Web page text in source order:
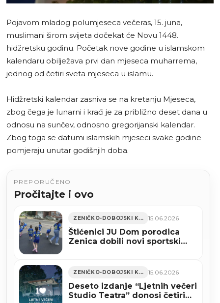
Pojavom mladog polumjeseca večeras, 15. juna,
muslimani širom svijeta dočekat će Novu 1448.
hidžretsku godinu. Početak nove godine u islamskom
kalendaru obilježava prvi dan mjeseca muharrema,
jednog od četiri sveta mjeseca u islamu.
Hidžretski kalendar zasniva se na kretanju Mjeseca,
zbog čega je lunarni i kraći je za približno deset dana u
odnosu na sunčev, odnosno gregorijanski kalendar.
Zbog toga se datumi islamskih mjeseci svake godine
pomjeraju unutar godišnjih doba.
PREPORUČENO
Pročitajte i ovo
ZENIČKO-DOBOJSKI KANTON 15.06.2026
Štićenici JU Dom porodica
Zenica dobili novi sportski
ZENIČKO-DOBOJSKI KANTON 15.06.2026
Deseto izdanje “Ljetnih večeri
Studio Teatra” donosi četiri